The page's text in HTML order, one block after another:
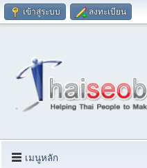
เข้าสู่ระบบ ลงทะเบียน
เมนูหลัก